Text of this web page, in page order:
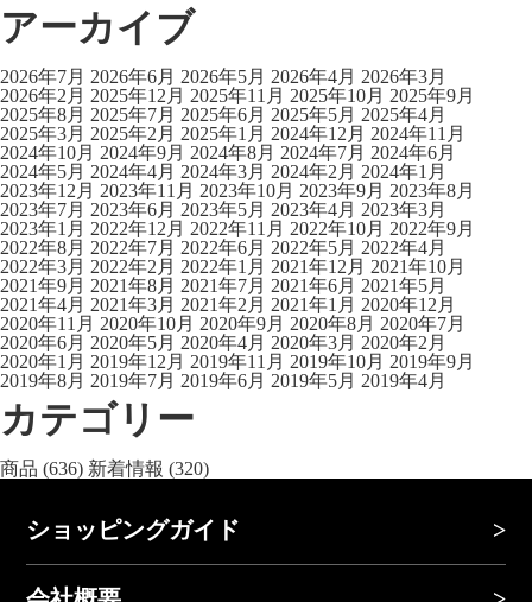
アーカイブ
2026年7月 2026年6月 2026年5月 2026年4月 2026年3月
2026年2月 2025年12月 2025年11月 2025年10月 2025年9月
2025年8月 2025年7月 2025年6月 2025年5月 2025年4月
2025年3月 2025年2月 2025年1月 2024年12月 2024年11月
2024年10月 2024年9月 2024年8月 2024年7月 2024年6月
2024年5月 2024年4月 2024年3月 2024年2月 2024年1月
2023年12月 2023年11月 2023年10月 2023年9月 2023年8月
2023年7月 2023年6月 2023年5月 2023年4月 2023年3月
2023年1月 2022年12月 2022年11月 2022年10月 2022年9月
2022年8月 2022年7月 2022年6月 2022年5月 2022年4月
2022年3月 2022年2月 2022年1月 2021年12月 2021年10月
2021年9月 2021年8月 2021年7月 2021年6月 2021年5月
2021年4月 2021年3月 2021年2月 2021年1月 2020年12月
2020年11月 2020年10月 2020年9月 2020年8月 2020年7月
2020年6月 2020年5月 2020年4月 2020年3月 2020年2月
2020年1月 2019年12月 2019年11月 2019年10月 2019年9月
2019年8月 2019年7月 2019年6月 2019年5月 2019年4月
カテゴリー
商品 (636) 新着情報 (320)
ショッピングガイド